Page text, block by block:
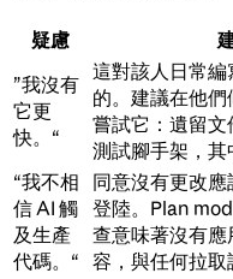
疑慮
”我沒有
它更
快。“
這對該人日常
的。建議在他
嘗試它：遺留
測試腳手架，其
“我不相
信 AI 觸
及生產
代碼。“
同意沒有更改
登陸。Plan
查意味著沒有
容，與任何拉取